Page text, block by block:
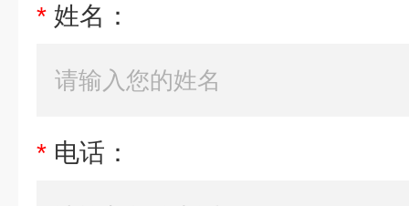
* 姓名：
* 电话：